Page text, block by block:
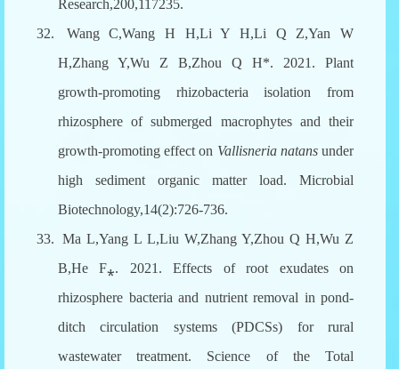
Research,200,117235.
32.
Wang C,Wang H H,Li Y H,Li Q Z,Yan W
H,Zhang Y,Wu Z B,Zhou Q H*. 2021. Plant
growth-promoting rhizobacteria isolation from
rhizosphere of submerged macrophytes and their
growth-promoting effect on Vallisneria natansunder
high sediment organic matter load. Microbial
Biotechnology,14(2):726-736.
33. Ma L,Yang L L,Liu W,Zhang Y,Zhou Q H,Wu Z
B,He F⁎. 2021. Effects of root exudates on
rhizosphere bacteria and nutrient removal in pond-
ditch circulation systems (PDCSs) for rural
wastewater treatment. Science of the Total